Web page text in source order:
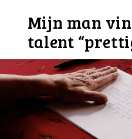
Mijn man
talent